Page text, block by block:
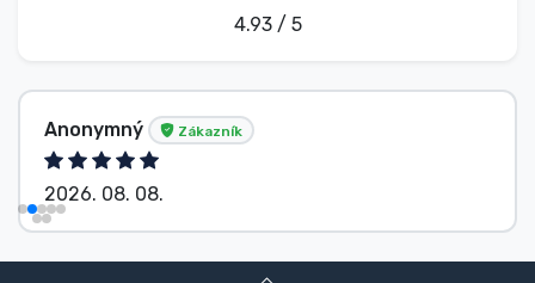
4.93 / 5
Anonymný Zákazník
2026. 08. 08.